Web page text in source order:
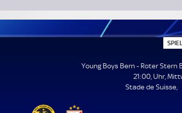
Champions League
Young Boys Bern - Roter Stern
21:00, Uhr,
Stade de Suisse